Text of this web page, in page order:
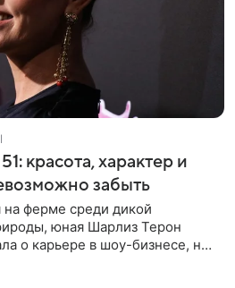
красота, характер и
забыть
ферме среди дикой
юная Шарлиз Терон
о карьере в шоу-бизнесе, но